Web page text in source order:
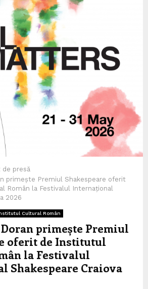
de presă
primește Premiul Shakespeare oferit
Român la Festivalul Internațional
2026
Cultural Român
primește Premiul
oferit de Institutul
la Festivalul
Shakespeare Craiova